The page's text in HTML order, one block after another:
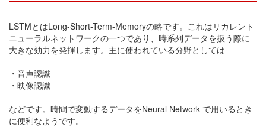
LSTMとはLong-Short-Term-Memoryの略です。これはリカレント
ニューラルネットワークの一つであり、時系列データを扱う際に
大きな効力を発揮します。主に使われている分野としては
・音声認識
・映像認識
などです。時間で変動するデータをNeural Network で用いるとき
に便利なようです。